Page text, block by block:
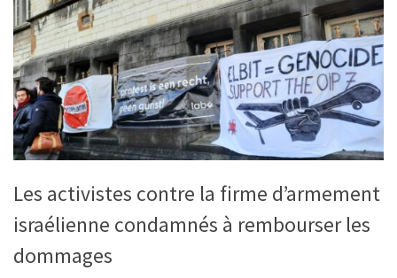
Les activistes contre la firme d’armement
israélienne condamnés à rembourser les
dommages